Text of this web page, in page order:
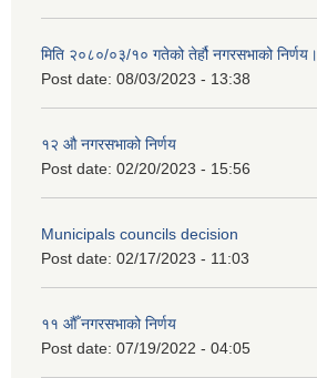
मिति २०८०/०३/१० गतेको तेर्हौ नगरसभाको निर्णय।
Post date: 08/03/2023 - 13:38
१२ औ नगरसभाको निर्णय
Post date: 02/20/2023 - 15:56
Municipals councils decision
Post date: 02/17/2023 - 11:03
११ ‌औँ नगरसभाको निर्णय
Post date: 07/19/2022 - 04:05